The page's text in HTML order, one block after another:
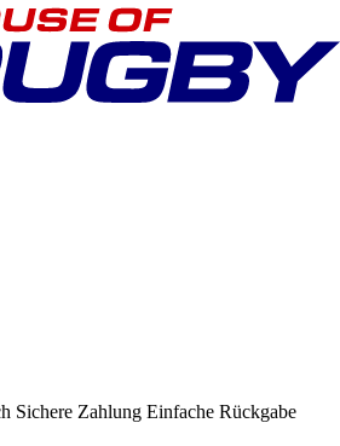
Sichere Zahlung Einfache Rückgabe